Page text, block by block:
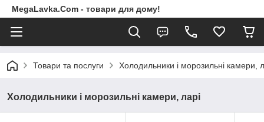
MegaLavka.Com - товари для дому!
Товари та послуги Холодильники і морозильні камери,
Холодильники і морозильні камери, ларі